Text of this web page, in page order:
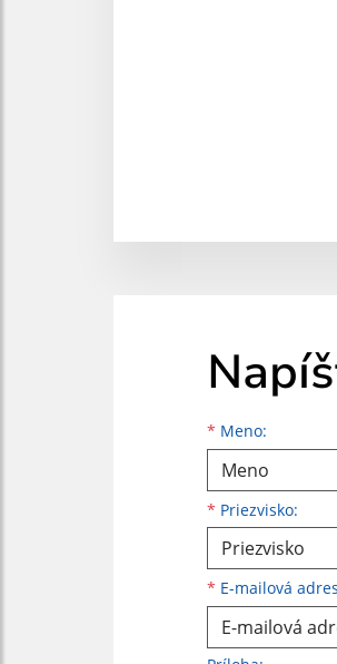
* Meno:
Meno
* Priezvisko:
Priezvisko
* E-mailová
E-mailová adresa